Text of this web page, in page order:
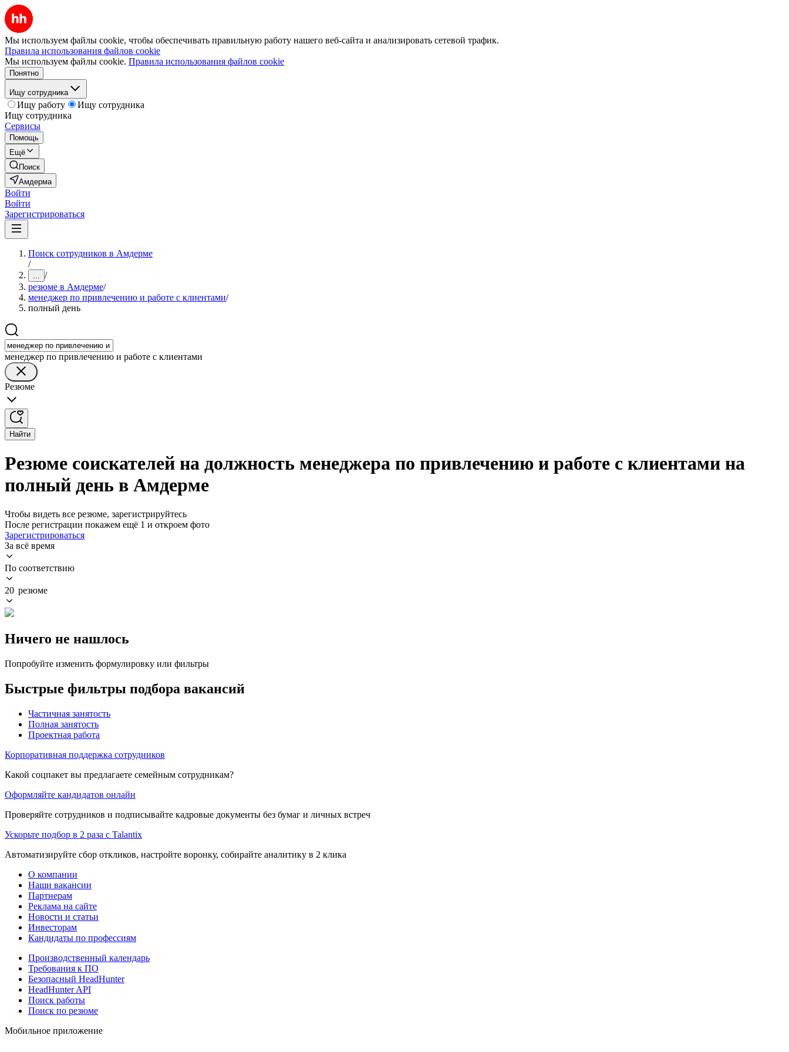
Мы используем файлы cookie, чтобы обеспечивать правильную работу нашего веб-сайта и анализировать сетевой трафик.
Правила использования файлов cookie
Мы используем файлы cookie. Правила использования файлов cookie
Понятно
Ищу сотрудника
Ищу работу
Ищу сотрудника
Ищу сотрудника
Сервисы
Помощь
Ещё
Поиск
Амдерма
Войти
Войти
Зарегистрироваться
Поиск сотрудников в Амдерме
/
... /
резюме в Амдерме/
менеджер по привлечению и работе с клиентами/
полный день
менеджер по привлечению и работе с клиентами
Резюме
Найти
Резюме соискателей на должность менеджера по привлечению и работе с клиентами на
полный день в Амдерме
Чтобы видеть все резюме, зарегистрируйтесь
После регистрации покажем ещё 1 и откроем фото
Зарегистрироваться
За всё время
По соответствию
20 резюме
Ничего не нашлось
Попробуйте изменить формулировку или фильтры
Быстрые фильтры подбора вакансий
Частичная занятость
Полная занятость
Проектная работа
Корпоративная поддержка сотрудников
Какой соцпакет вы предлагаете семейным сотрудникам?
Оформляйте кандидатов онлайн
Проверяйте сотрудников и подписывайте кадровые документы без бумаг и личных встреч
Ускорьте подбор в 2 раза с Talantix
Автоматизируйте сбор откликов, настройте воронку, собирайте аналитику в 2 клика
О компании
Наши вакансии
Партнерам
Реклама на сайте
Новости и статьи
Инвесторам
Кандидаты по профессиям
Производственный календарь
Требования к ПО
Безопасный HeadHunter
HeadHunter API
Поиск работы
Поиск по резюме
Мобильное приложение